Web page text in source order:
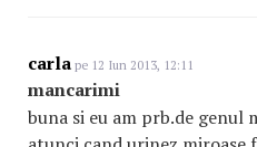
carla pe 12 Iun 2013, 12:11
mancarimi
buna si eu am prb.de genul